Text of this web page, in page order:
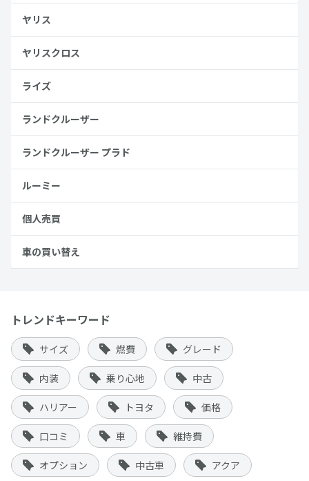
ヤリス
ヤリスクロス
ライズ
ランドクルーザー
ランドクルーザー プラド
ルーミー
個人売買
車の買い替え
トレンドキーワード
サイズ 燃費 グレード
内装 乗り心地 中古
ハリアー トヨタ 価格
口コミ 車 維持費
オプション 中古車 アクア